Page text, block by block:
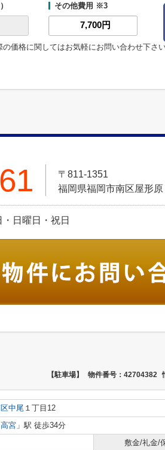
その他費用 ※3
価格に関してはお気軽にお問い合わせ下さい
〒811-1351
福岡県福岡市南区屋形
日曜日・祝日
【駐車場】 物件番号：42704382
中尾 １丁目12
高宮 」駅 徒歩34分
敷金/礼金/